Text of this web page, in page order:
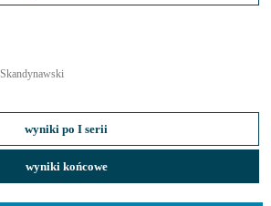
wyniki po I serii
wyniki końcowe